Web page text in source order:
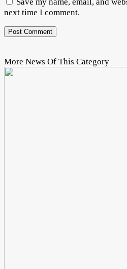
next time I comment.
More News Of This Category